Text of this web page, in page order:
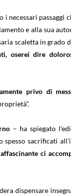
i necessari
e alla sua
scaletta in
oserei dire
privo di
– ha spiegato
sacrificati
ci
dispensare